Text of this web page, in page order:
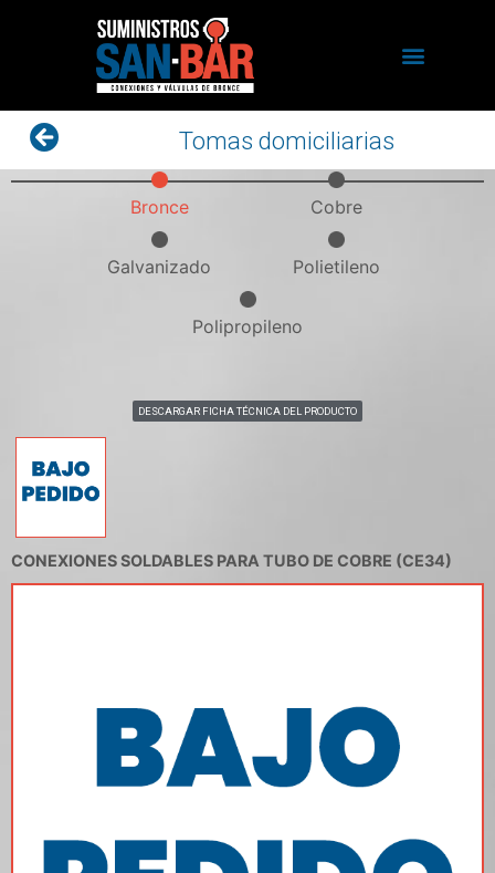
Tomas domiciliarias
Bronce Cobre
Galvanizado Polietileno
Polipropileno
CONEXIONES SOLDABLES PARA TUBO DE COBRE (CE34)
DESCARGAR FICHA TÉCNICA DEL PRODUCTO